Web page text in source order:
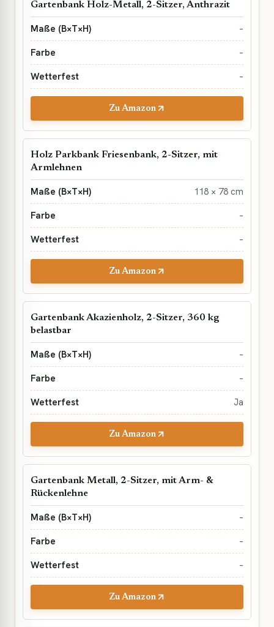
Gartenbank Holz-Metall, 2-Sitzer, Anthrazit
–
–
–
Zu Amazon
Holz Parkbank Friesenbank, 2-Sitzer, mit
Armlehnen
118 × 78 cm
–
–
Zu Amazon
Gartenbank Akazienholz, 2-Sitzer, 360 kg
belastbar
–
–
Ja
Zu Amazon
Gartenbank Metall, 2-Sitzer, mit Arm- &
Rückenlehne
–
–
–
Zu Amazon